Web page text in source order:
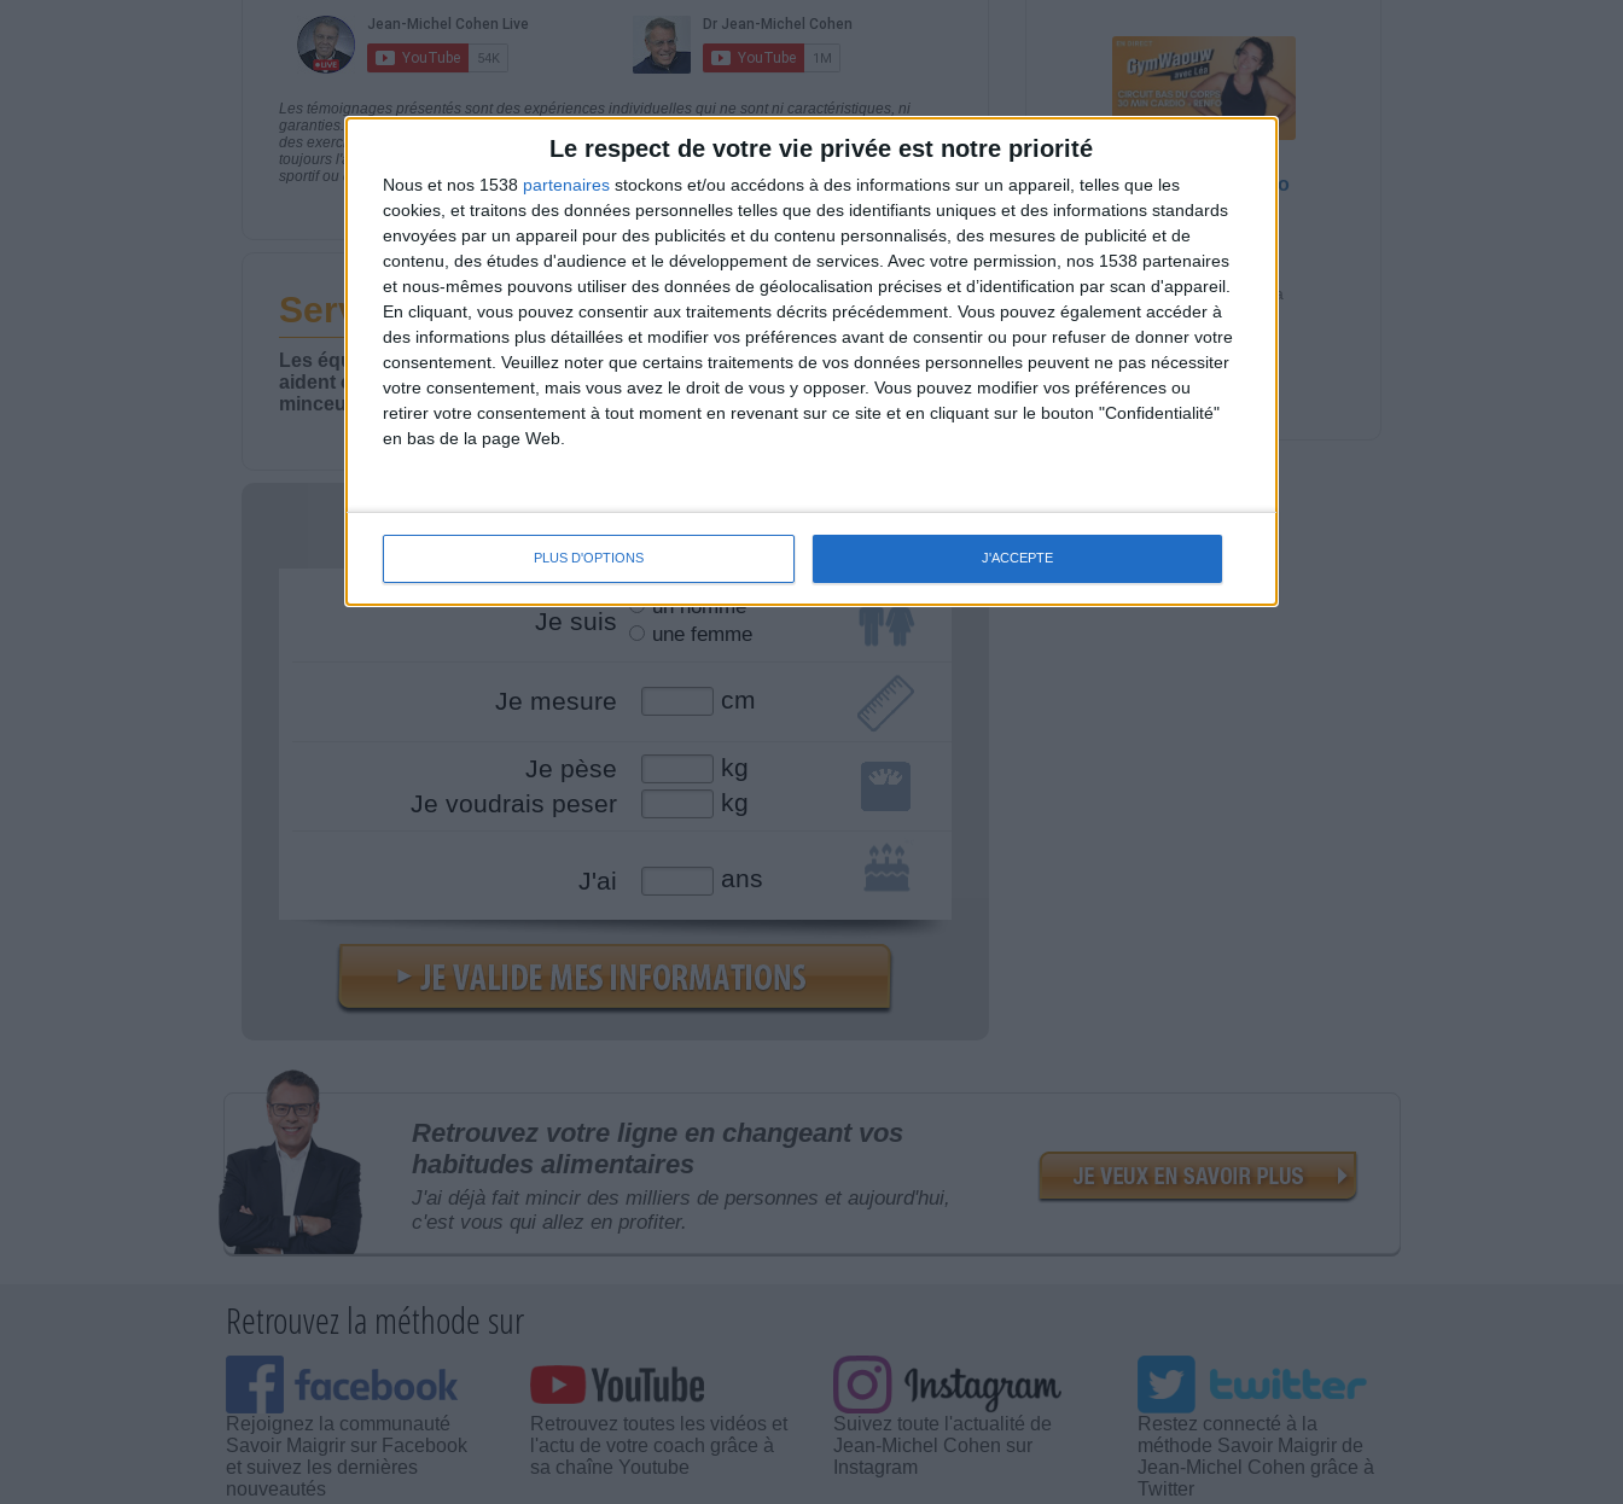
Le respect de votre vie privée est notre priorité
Nous et nos 1538 partenaires stockons et/ou accédons à des informations sur un appareil, telles que les
cookies, et traitons des données personnelles telles que des identifiants uniques et des informations standards
envoyées par un appareil pour des publicités et du contenu personnalisés, des mesures de publicité et de
contenu, des études d'audience et le développement de services. Avec votre permission, nos 1538 partenaires
et nous-mêmes pouvons utiliser des données de géolocalisation précises et d’identification par scan d'appareil.
En cliquant, vous pouvez consentir aux traitements décrits précédemment. Vous pouvez également accéder à
des informations plus détaillées et modifier vos préférences avant de consentir ou pour refuser de donner votre
consentement. Veuillez noter que certains traitements de vos données personnelles peuvent ne pas nécessiter
votre consentement, mais vous avez le droit de vous y opposer. Vous pouvez modifier vos préférences ou
retirer votre consentement à tout moment en revenant sur ce site et en cliquant sur le bouton "Confidentialité"
en bas de la page Web.
PLUS D'OPTIONS J'ACCEPTE
Les témoignages présentés sont des expériences individuelles qui ne sont ni caractéristiques, ni
garanties. Comme pour tout programme de rééquilibrage alimentaire, des plans de repas contrôlés et
des exercices physiques réguliers sont nécessaires pour perdre du poids à long terme. Demandez
toujours l'avis de votre médecin traitant avant d'entreprendre un régime amincissant, un programme
sportif ou de modifier vos habitudes nutritionnelles.
Service-client & Motivation Voir tout
Les équipes du Service-client et de la Communauté Savoir Maigrir vous
aident chaque semaine à vous rapprocher sereinement de votre objectif
minceur.
Votre bilan minceur(env. 2 min)
Je suis
un homme
une femme
Je mesure cm
Je pèse
kg
Je voudrais peser
kg
J'ai ans
Feu : 30 min Cardio
+ Renfo Muscu |
GymWaouw 8H
03/09/2025
Sport pour maigrir à la
maison
Nouveautés
Retrouvez votre ligne en changeant vos
habitudes alimentaires
J'ai déjà fait mincir des milliers de personnes et aujourd'hui,
c'est vous qui allez en profiter.
Retrouvez la méthode sur
Rejoignez la communauté
Savoir Maigrir sur Facebook
et suivez les dernières
nouveautés
Retrouvez toutes les vidéos et
l'actu de votre coach grâce à
sa chaîne Youtube
Suivez toute l'actualité de
Jean-Michel Cohen sur
Instagram
Restez connecté à la
méthode Savoir Maigrir de
Jean-Michel Cohen grâce à
Twitter